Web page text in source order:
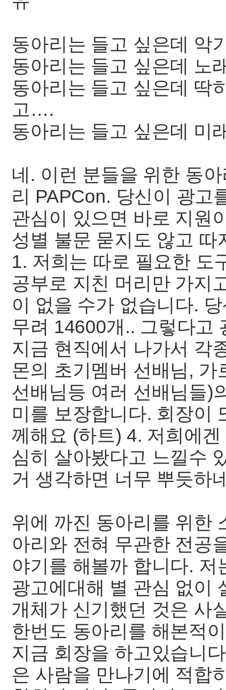
동아리는 들고 싶은데 악
동아리는 들고 싶은데 노
동아리는 들고 싶은데 딱
고….
동아리는 들고 싶은데 미
네. 이런 분들을 위한 동
리 PAPCon. 당신이 광고
관심이 있으면 바로 지원
성별 불문 묻지도 않고
1. 저희는 따로 필요한 도
공부로 지친 머리만 가지
이 없을 수가 없습니다.
무려 14600개.. 그렇다고
지금 현직에서 나가서 각
몬의 초기멤버 선배님,
선배님등 여러 선배님들)
미를 보장합니다. 회장이
께해요 (하트) 4. 저희에
심히 살아봤다고 느낄수
거 생각하면 너무 뿌듯하
위에 까진 동아리를 위한
아리와 전혀 무관한 전공
야기를 해볼까 합니다.
광고에대해 별 관심 없이
개체가 신기했던 것은 사
한번도 동아리를 해본적
지금 회장을 하고있습니
은 사람을 만나기에 적합